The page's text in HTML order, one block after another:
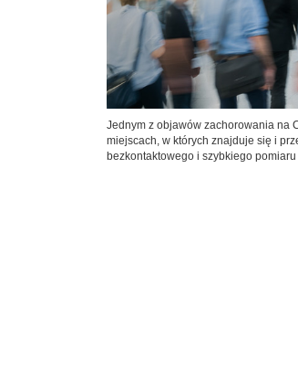
Jednym z objawów zachorowania na
miejscach, w których znajduje się i
bezkontaktowego i szybkiego